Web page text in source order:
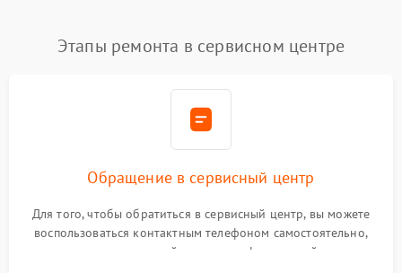
Этапы ремонта в сервисном центре
Обращение в сервисный центр
Для того, чтобы обратиться в сервисный центр, вы можете
воспользоваться контактным телефоном самостоятельно,
или оставить свой номер телефона на сайте